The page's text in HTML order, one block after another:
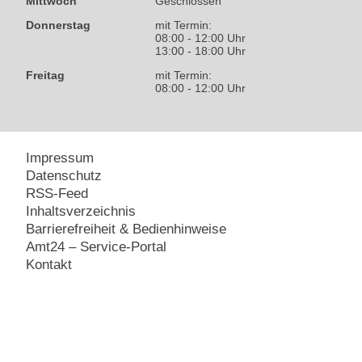
Donnerstag
mit Termin:
08:00 - 12:00 Uhr
13:00 - 18:00 Uhr
Freitag
mit Termin:
08:00 - 12:00 Uhr
Impressum
Datenschutz
RSS-Feed
Inhaltsverzeichnis
Barrierefreiheit & Bedienhinweise
Amt24 – Service-Portal
Kontakt